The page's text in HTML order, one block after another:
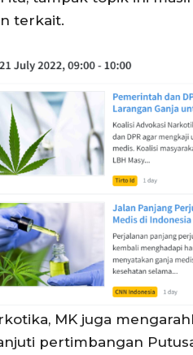
terkait.
MK juga
pertimbangan